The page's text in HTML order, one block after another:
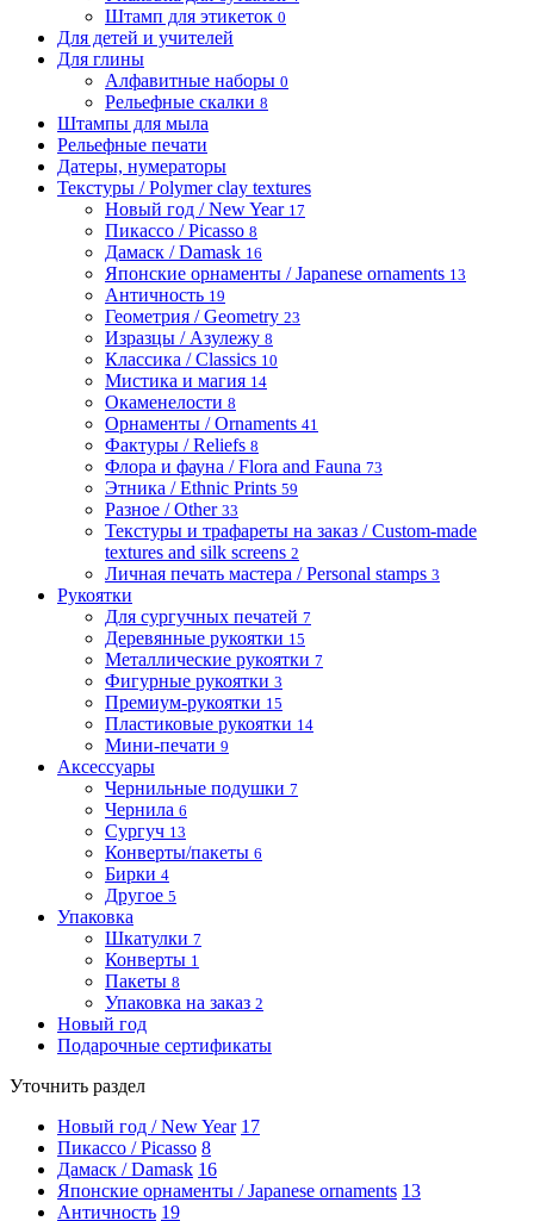
Штамп для этикеток 0
Для детей и учителей
Для глины
Алфавитные наборы 0
Рельефные скалки 8
Штампы для мыла
Рельефные печати
Датеры, нумераторы
Текстуры / Polymer clay textures
Новый год / New Year 17
Пикассо / Picasso 8
Дамаск / Damask 16
Японские орнаменты / Japanese ornaments 13
Античность 19
Геометрия / Geometry 23
Изразцы / Азулежу 8
Классика / Classics 10
Мистика и магия 14
Окаменелости 8
Орнаменты / Ornaments 41
Фактуры / Reliefs 8
Флора и фауна / Flora and Fauna 73
Этника / Ethnic Prints 59
Разное / Other 33
Текстуры и трафареты на заказ / Custom-made
textures and silk screens 2
Личная печать мастера / Personal stamps 3
Рукоятки
Для сургучных печатей 7
Деревянные рукоятки 15
Металлические рукоятки 7
Фигурные рукоятки 3
Премиум-рукоятки 15
Пластиковые рукоятки 14
Мини-печати 9
Аксессуары
Чернильные подушки 7
Чернила 6
Сургуч 13
Конверты/пакеты 6
Бирки 4
Другое 5
Упаковка
Шкатулки 7
Конверты 1
Пакеты 8
Упаковка на заказ 2
Новый год
Подарочные сертификаты
Уточнить раздел
Новый год / New Year 17
Пикассо / Picasso 8
Дамаск / Damask 16
Японские орнаменты / Japanese ornaments 13
Античность 19